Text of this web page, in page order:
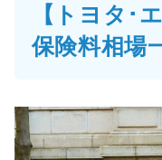
【トヨタ･
保険料相場